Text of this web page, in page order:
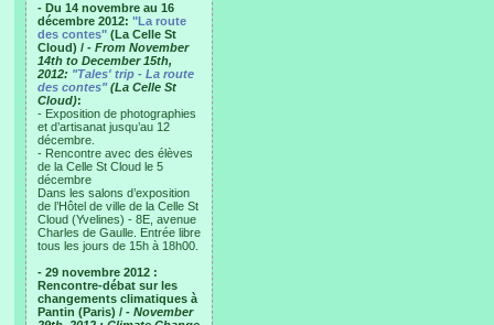
- Du 14 novembre au 16
décembre 2012: "La route
des contes" (La Celle St
Cloud) / - From November
14th to December 15th,
2012: "Tales' trip - La route
des contes"(La Celle St
Cloud):
- Exposition de photographies
et d’artisanat jusqu’au 12
décembre.
- Rencontre avec des élèves
de la Celle St Cloud le 5
décembre
Dans les salons d’exposition
de l’Hôtel de ville de la Celle St
Cloud (Yvelines) - 8E, avenue
Charles de Gaulle. Entrée libre
tous les jours de 15h à 18h00.
- 29 novembre 2012 :
Rencontre-débat sur les
changements climatiques à
Pantin (Paris) / - November